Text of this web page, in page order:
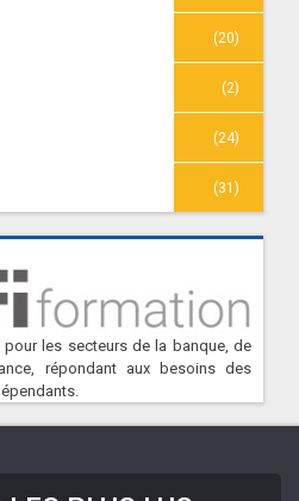
(20)
(2)
(24)
(31)
les secteurs de la banque, de
répondant aux besoins des